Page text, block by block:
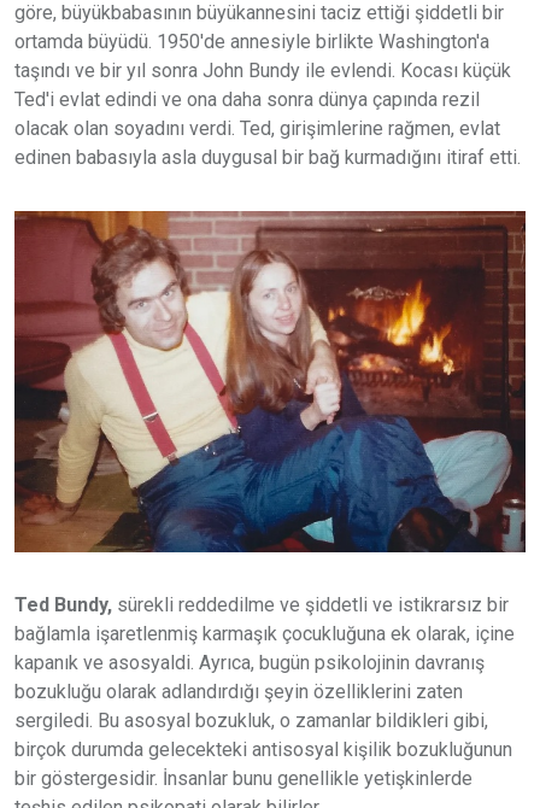
göre, büyükbabasının büyükannesini taciz ettiği şiddetli bir
ortamda büyüdü. 1950'de annesiyle birlikte Washington'a
taşındı ve bir yıl sonra John Bundy ile evlendi. Kocası küçük
Ted'i evlat edindi ve ona daha sonra dünya çapında rezil
olacak olan soyadını verdi. Ted, girişimlerine rağmen, evlat
edinen babasıyla asla duygusal bir bağ kurmadığını itiraf etti.
Ted Bundy, sürekli reddedilme ve şiddetli ve istikrarsız bir
bağlamla işaretlenmiş karmaşık çocukluğuna ek olarak, içine
kapanık ve asosyaldi. Ayrıca, bugün psikolojinin davranış
bozukluğu olarak adlandırdığı şeyin özelliklerini zaten
sergiledi. Bu asosyal bozukluk, o zamanlar bildikleri gibi,
birçok durumda gelecekteki antisosyal kişilik bozukluğunun
bir göstergesidir. İnsanlar bunu genellikle yetişkinlerde